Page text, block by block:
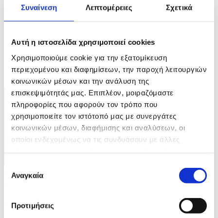
Συναίνεση Λεπτομέρειες Σχετικά
Αυτή η ιστοσελίδα χρησιμοποιεί cookies
Χρησιμοποιούμε cookie για την εξατομίκευση
περιεχομένου και διαφημίσεων, την παροχή λειτουργιών
κοινωνικών μέσων και την ανάλυση της
επισκεψιμότητάς μας. Επιπλέον, μοιραζόμαστε
πληροφορίες που αφορούν τον τρόπο που
χρησιμοποιείτε τον ιστότοπό μας με συνεργάτες
κοινωνικών μέσων, διαφήμισης και αναλύσεων, οι
οποίοι ενδεχομένως να τις συνδυάσουν με άλλες
των υπηρεσιών τους.
συγκατάθεσης
Αναγκαία
Προτιμήσεις
ΦΩΤΟ
3 Φωτογραφίες
10/07/2026 15:59
Η Πρόεδρος της Ναμίμπια επισκέπτεται την Κίνα